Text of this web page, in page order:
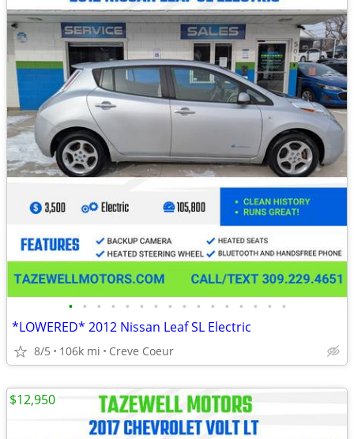
• • • • • • • • • • • • • • • •
*LOWERED* 2012 Nissan Leaf SL Electric
8/5 106k mi Creve Coeur
$12,950